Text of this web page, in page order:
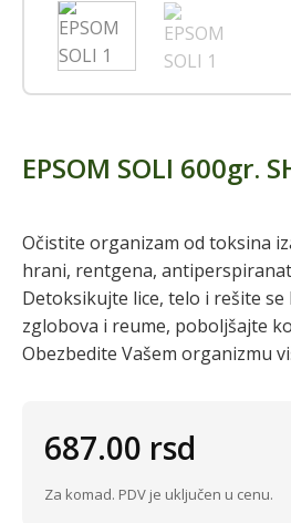
EPSOM SOLI 600gr.
Očistite organizam od toksina
hrani, rentgena,
Detoksikujte lice, telo i rešite
zglobova i reume, poboljšajte
Obezbedite Vašem organizmu
687.00 rsd
Za komad. PDV je uključen u cenu.